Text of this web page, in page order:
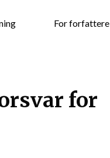
For forfattere
for